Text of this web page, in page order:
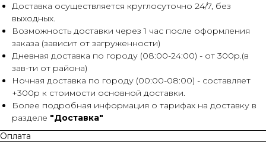
Доставка осуществляется круглосуточно 24/7, без
выходных.
Возможность доставки через 1 час после оформления
заказа (зависит от загруженности)
Дневная доставка по городу (08:00-24:00) - от 300р.(в
зав-ти от района)
Ночная доставка по городу (00:00-08:00) - составляет
+300р к стоимости основной доставки.
Более подробная информация о тарифах на доставку в
разделе "Доставка"
Оплата